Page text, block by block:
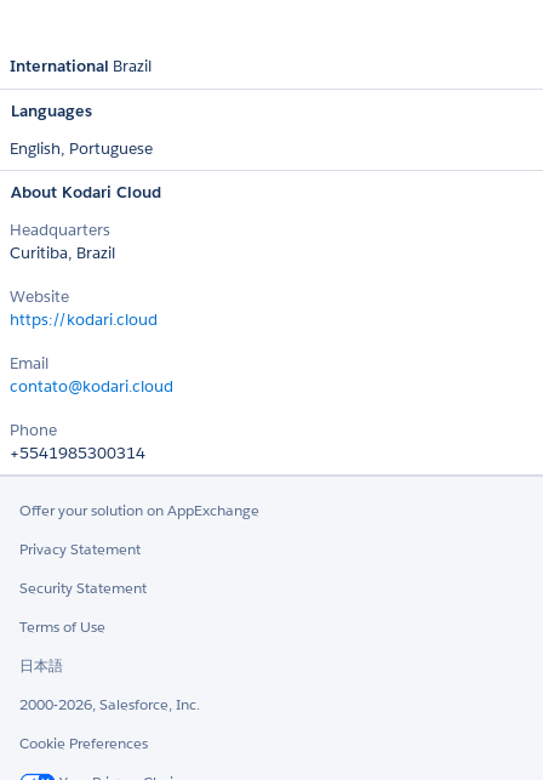
International Brazil
Languages
English, Portuguese
About Kodari Cloud
Headquarters
Curitiba, Brazil
Website
https://kodari.cloud
Email
contato@kodari.cloud
Phone
+5541985300314
Offer your solution on AppExchange
Privacy Statement
Security Statement
Terms of Use
日本語
2000-2026, Salesforce, Inc.
Cookie Preferences